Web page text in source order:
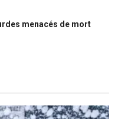
menacés de mort